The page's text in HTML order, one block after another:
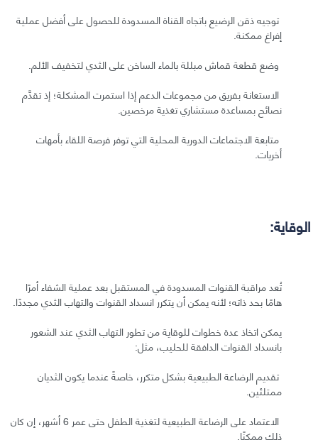
توجيه ذقن الرضيع باتجاه القناة المسدودة للحصول على أفضل عملية
إفراغ ممكنة.
وضع قطعة قماش مبللة بالماء الساخن على الثدي لتخفيف الألم.
الاستعانة بفريق من مجموعات الدعم إذا استمرت المشكلة؛ إذ تقدَّم
نصائح بمساعدة مستشاري تغذية مرخصين.
متابعة الاجتماعات الدورية المحلية التي توفر فرصة اللقاء بأمهات
أخريات.
الوقاية:
تُعد مراقبة القنوات المسدودة في المستقبل بعد عملية الشفاء أمرًا
هامًا بحد ذاته؛ لأنه يمكن أن يتكرر انسداد القنوات والتهاب الثدي مجددًا.
يمكن اتخاذ عدة خطوات للوقاية من تطور التهاب الثدي عند الشعور
بانسداد القنوات الدافقة للحليب، مثل:
تقديم الرضاعة الطبيعية بشكل متكرر، خاصةً عندما يكون الثديان
ممتلئين.
الاعتماد على الرضاعة الطبيعية لتغذية الطفل حتى عمر 6 أشهر، إن كان
ذلك ممكنًا.